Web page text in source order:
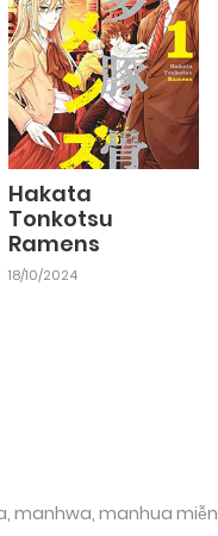
Hakata
Tonkotsu
Ramens
18/10/2024
manhwa, manhua miễn